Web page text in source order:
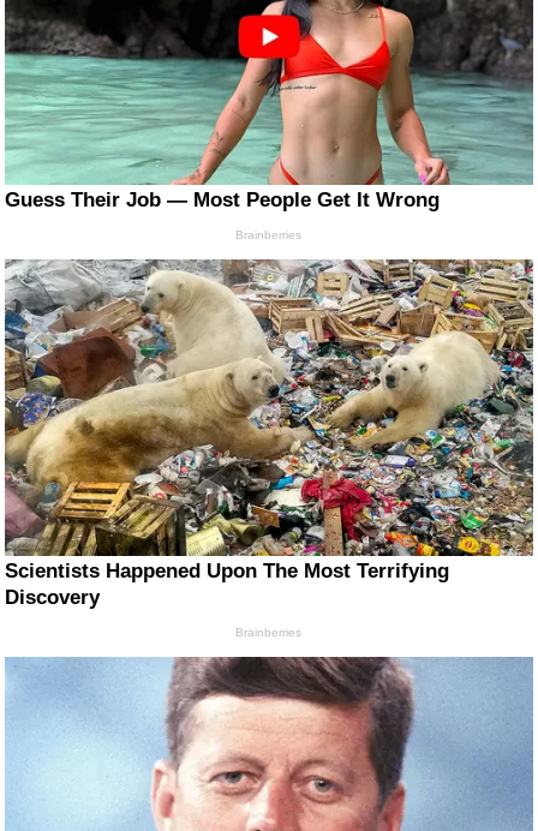
Guess Their Job — Most People Get It Wrong
Brainberries
Scientists Happened Upon The Most Terrifying
Discovery
Brainberries